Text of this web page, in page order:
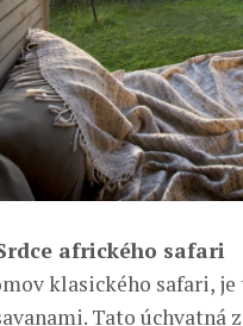
afrického safari
klasického safari,
Tato úchvatná